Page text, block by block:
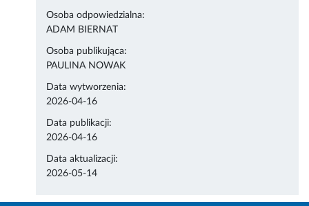
Osoba odpowiedzialna:
ADAM BIERNAT
Osoba publikująca:
PAULINA NOWAK
Data wytworzenia:
2026-04-16
Data publikacji:
2026-04-16
Data aktualizacji:
2026-05-14